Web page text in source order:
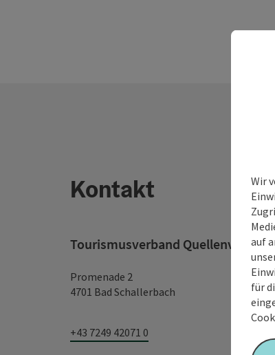
Kontakt
Tourismusverband Quellenviertel
Promenade 2
4701 Bad Schallerbach
+43 7249 42071 0
Wir
auf
für